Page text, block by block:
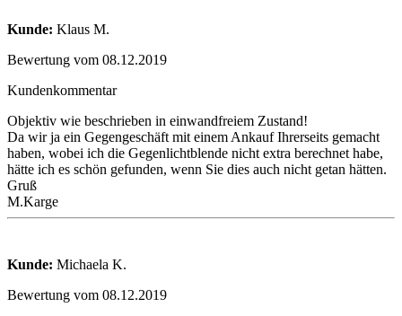
Kunde: Klaus M.
Bewertung vom 08.12.2019
Kundenkommentar
Objektiv wie beschrieben in einwandfreiem Zustand!
Da wir ja ein Gegengeschäft mit einem Ankauf Ihrerseits gemacht
haben, wobei ich die Gegenlichtblende nicht extra berechnet habe,
hätte ich es schön gefunden, wenn Sie dies auch nicht getan hätten.
Gruß
M.Karge
Kunde: Michaela K.
Bewertung vom 08.12.2019